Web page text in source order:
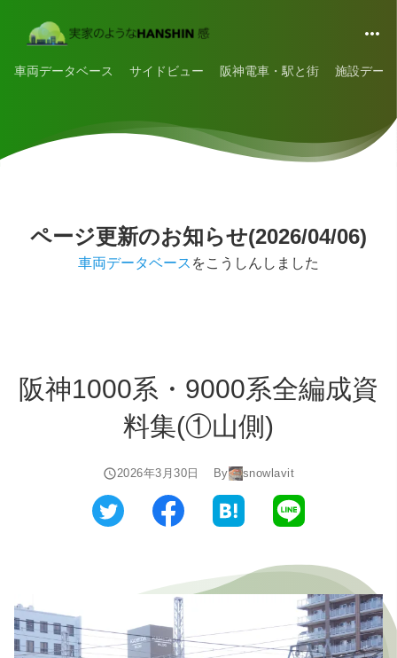
車両データベース サイドビュー 阪神電車・駅と街 施設デー
ページ更新のお知らせ(2026/04/06)
車両データベース をこうしんしました
阪神1000系・9000系全編成資
料集(①山側)
2026年3月30日 By snowlavit